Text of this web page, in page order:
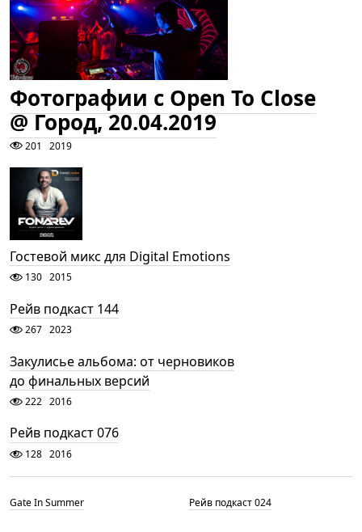
Фотографии с Open To Close
@ Город, 20.04.2019
201 2019
Гостевой микс для Digital Emotions
130 2015
Рейв подкаст 144
267 2023
Закулисье альбома: от черновиков
до финальных версий
222 2016
Рейв подкаст 076
128 2016
Gate In Summer Рейв подкаст 024